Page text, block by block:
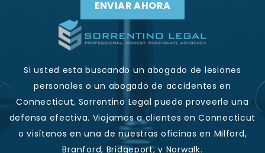
Si usted esta buscando un abogado de lesiones
personales o un abogado de accidentes en
Connecticut, Sorrentino Legal puede proveerle una
defensa efectiva. Viajamos a clientes en Connecticut
o visítenos en una de nuestras oficinas en Milford,
Branford, Bridgeport, y Norwalk.